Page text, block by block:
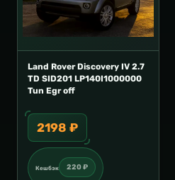
Land Rover Discovery IV 2.7
TD SID201 LP140I1000000
Tun Egr off
2198 ₽
Кешбэк 220 ₽